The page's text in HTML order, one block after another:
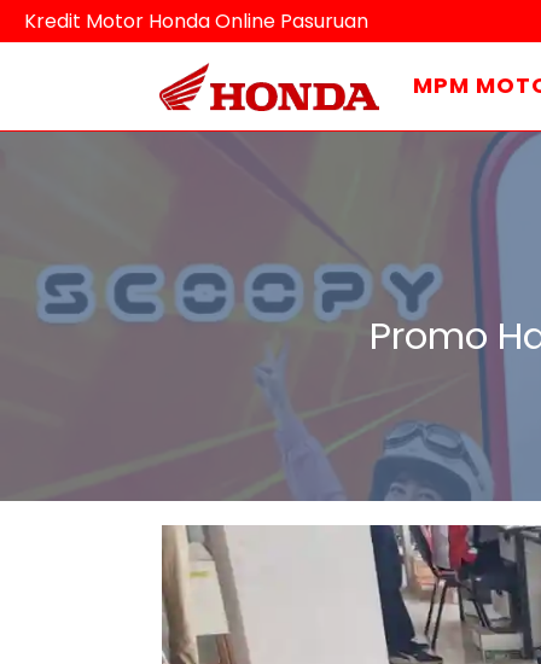
Kredit Motor Honda Online Pasuruan
MPM
Promo